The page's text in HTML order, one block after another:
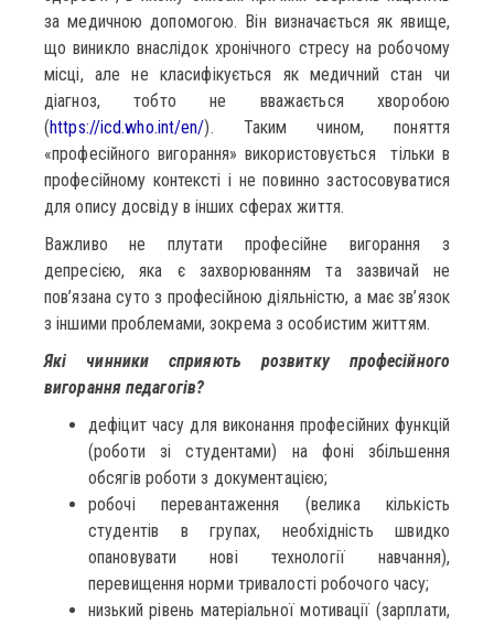
за медичною допомогою. Він визначається як явище,
що виникло внаслідок хронічного стресу на робочому
місці, але не класифікується як медичний стан чи
діагноз, тобто не вважається хворобою
(https://icd.who.int/en/). Таким чином, поняття
«професійного вигорання» використовується тільки в
професійному контексті і не повинно застосовуватися
для опису досвіду в інших сферах життя.
Важливо не плутати професійне вигорання з
депресією, яка є захворюванням та зазвичай не
пов’язана суто з професійною діяльністю, а має зв’язок
з іншими проблемами, зокрема з особистим життям.
Які чинники
сприяють розвиткупрофесійного
вигорання педагогів?
дефіцит часу для виконання професійних функцій
(роботи зі студентами) на фоні збільшення
обсягів роботи з документацією;
робочі перевантаження (велика кількість
студентів в групах, необхідність швидко
опановувати нові технології навчання),
перевищення норми тривалості робочого часу;
низький рівень матеріальної мотивації (зарплати,